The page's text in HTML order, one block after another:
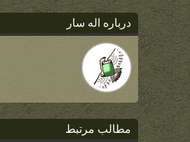
درباره اله سار
مطالب مرتبط